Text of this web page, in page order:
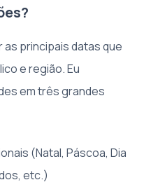
principais datas que
e região. Eu
em três grandes
(Natal, Páscoa, Dia
etc.)